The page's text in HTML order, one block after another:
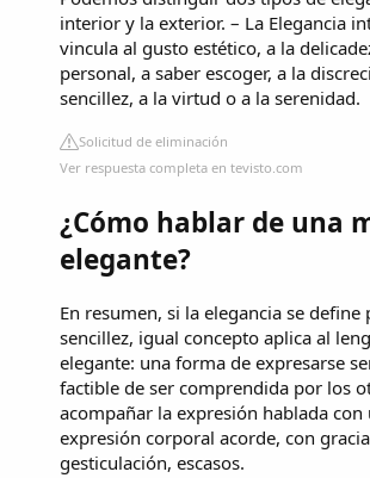
interior y la exterior. – La Elegancia
vincula al gusto estético, a la
personal, a saber escoger, a la
sencillez, a la virtud o a la serenidad.
Solicitud de eliminación
Ver respuesta completa en tevisto.com
¿Cómo hablar de una
elegante?
En resumen, si la elegancia se define
sencillez, igual concepto aplica al
elegante: una forma de expresarse
factible de ser comprendida por los
acompañar la expresión hablada con
expresión corporal acorde, con
gesticulación, escasos.